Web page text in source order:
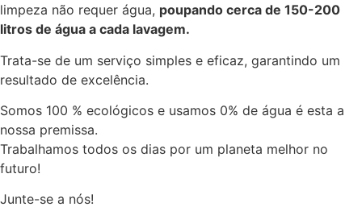
limpeza não requer água, poupando cerca de 150-200
litros de água a cada lavagem.
Trata-se de um serviço simples e eficaz, garantindo um
resultado de excelência.
Somos 100 % ecológicos e usamos 0% de água é esta a
nossa premissa.
Trabalhamos todos os dias por um planeta melhor no
futuro!
Junte-se a nós!